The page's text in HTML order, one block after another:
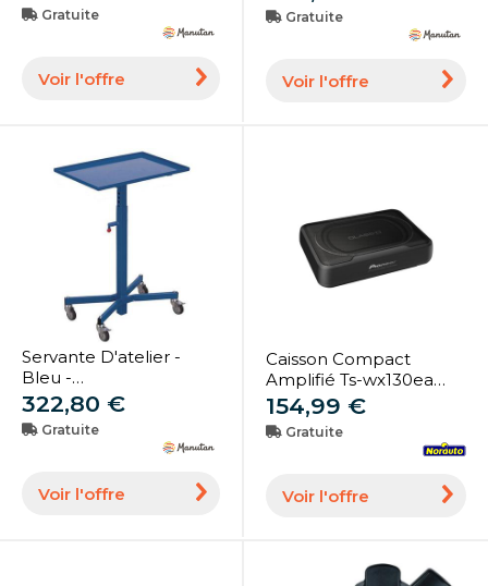
Gratuite
Voir l'offre
Manutan Expert
Gratuite
Voir l'offre
Servante D'atelier -
Bleu -
610x410x1020mm -
Variofit
322,80 €
Gratuite
Voir l'offre
Caisson Compact
Amplifié Ts-wx130ea
Pioneer
154,99 €
Gratuite
Voir l'offre